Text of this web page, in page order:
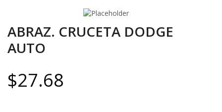
ABRAZ. CRUCETA DODGE
AUTO
$27.68